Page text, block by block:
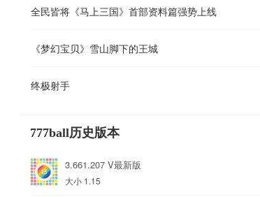
全民皆将《马上三国》首部资料篇强势上线
《梦幻宝贝》雪山脚下的王城
终极射手
777ball历史版本
3.661.207 V最新版
大小 1.15